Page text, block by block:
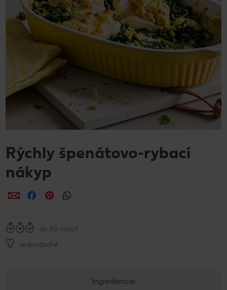
Rýchly špenátovo-rybací
nákyp
ZdieľaťZdieľaťZdieľať
do 60 minút
Jednoduché
Ingrediencie